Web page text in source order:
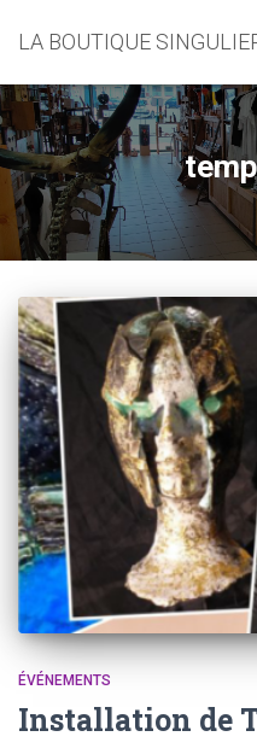
LA BOUTIQUE
ÉVÉNEMENTS
Installation de